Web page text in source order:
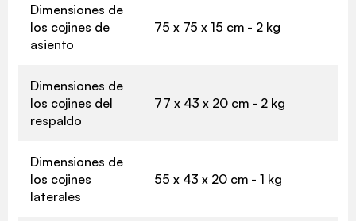
Dimensiones de
los cojines de
asiento
75 x 75 x 15 cm - 2 kg
Dimensiones de
los cojines del
respaldo
77 x 43 x 20 cm - 2 kg
Dimensiones de
los cojines
laterales
55 x 43 x 20 cm - 1 kg